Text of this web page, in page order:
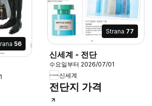
56
Strana 77
신세계 - 전단
수요일부터 2026/07/01
신세계
전단지 가격